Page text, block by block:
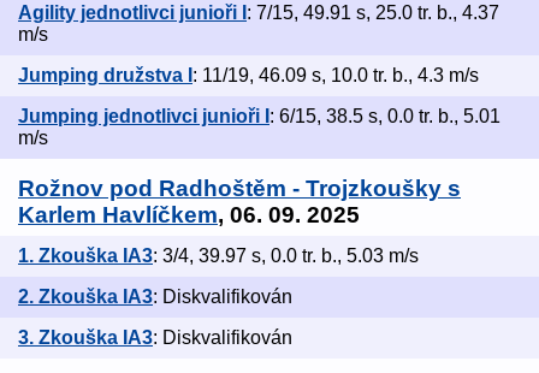
Agility jednotlivci junioři I : 7/15, 49.91 s, 25.0 tr. b., 4.37
m/s
Jumping družstva I : 11/19, 46.09 s, 10.0 tr. b., 4.3 m/s
Jumping jednotlivci junioři I : 6/15, 38.5 s, 0.0 tr. b., 5.01
m/s
Rožnov pod Radhoštěm - Trojzkoušky s
Karlem Havlíčkem, 06. 09. 2025
1. Zkouška IA3: 3/4, 39.97 s, 0.0 tr. b., 5.03 m/s
2. Zkouška IA3: Diskvalifikován
3. Zkouška IA3: Diskvalifikován